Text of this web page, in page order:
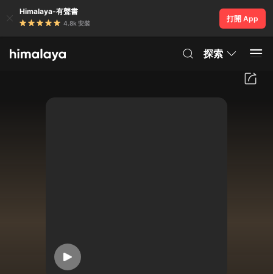
Himalaya-有聲書
4.8k 安裝
打開 App
探索